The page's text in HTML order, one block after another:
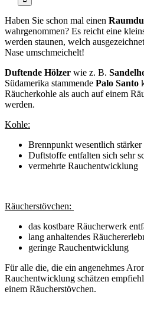
Haben Sie schon mal einen
wahrgenommen? Es reicht eine
werden staunen, welch
Nase umschmeichelt!
Duftende Hölzer wie z. B.
Südamerika stammende Palo Santo
Räucherkohle als auch auf einem
werden.
Kohle:
Brennpunkt wesentlich stärker
Duftstoffe entfalten sich sehr
vermehrte Rauchentwicklung
Räucherstövchen:
das kostbare Räucherwerk
lang anhaltendes
geringe Rauchentwicklung
Für alle die, die ein angenehmes
Rauchentwicklung schätzen
einem Räucherstövchen.